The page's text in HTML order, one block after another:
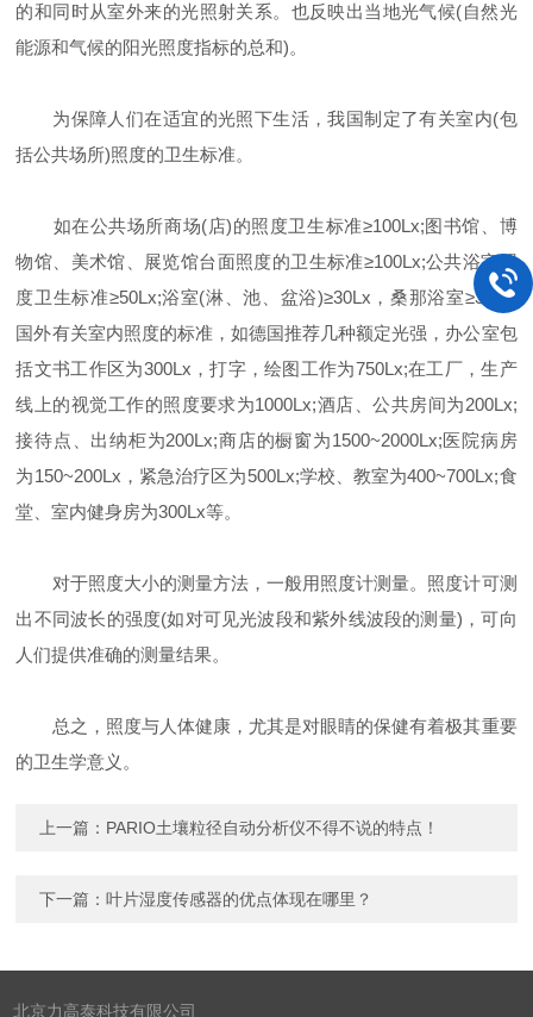
的和同时从室外来的光照射关系。也反映出当地光气候(自然光
能源和气候的阳光照度指标的总和)。
为保障人们在适宜的光照下生活，我国制定了有关室内(包
括公共场所)照度的卫生标准。
如在公共场所商场(店)的照度卫生标准≥100Lx;图书馆、博
物馆、美术馆、展览馆台面照度的卫生标准≥100Lx;公共浴室照
度卫生标准≥50Lx;浴室(淋、池、盆浴)≥30Lx，桑那浴室≥30Lx.
国外有关室内照度的标准，如德国推荐几种额定光强，办公室包
括文书工作区为300Lx，打字，绘图工作为750Lx;在工厂，生产
线上的视觉工作的照度要求为1000Lx;酒店、公共房间为200Lx;
接待点、出纳柜为200Lx;商店的橱窗为1500~2000Lx;医院病房
为150~200Lx，紧急治疗区为500Lx;学校、教室为400~700Lx;食
堂、室内健身房为300Lx等。
对于照度大小的测量方法，一般用照度计测量。照度计可测
出不同波长的强度(如对可见光波段和紫外线波段的测量)，可向
人们提供准确的测量结果。
总之，照度与人体健康，尤其是对眼睛的保健有着极其重要
的卫生学意义。
上一篇： PARIO土壤粒径自动分析仪不得不说的特点！
下一篇：叶片湿度传感器的优点体现在哪里？
北京力高泰科技有限公司